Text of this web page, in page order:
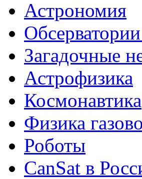
Астрономия
Загадочные
Астрофизика
Космонавтика
Физика
Роботы
CanSat в